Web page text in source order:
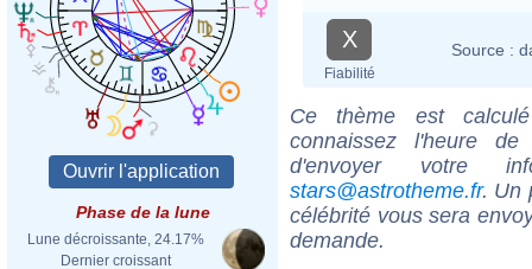
Phase de la lune
Lune décroissante, 24.17%
Dernier croissant
X
Fiabilité
Source :
Ce thème est
connaissez l'heure
d'envoyer votre
stars@astrotheme.fr. Un
célébrité vous sera
demande.